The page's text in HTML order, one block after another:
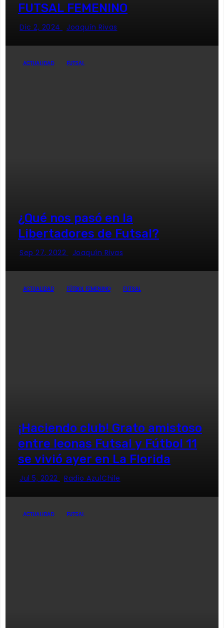
FUTSAL FEMENINO
Dic 2, 2024 Joaquín Rivas
ACTUALIDAD FUTSAL
¿Qué nos pasó en la
Libertadores de Futsal?
Sep 27, 2022 Joaquín Rivas
ACTUALIDAD FÚTBOL FEMENINO FUTSAL
¡Haciendo club! Grato amistoso
entre leonas Futsal y Fútbol 11
se vivió ayer en La Florida
Jul 5, 2022 Radio AzulChile
ACTUALIDAD FUTSAL